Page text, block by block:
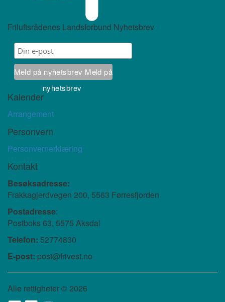
Friluftsrådenes Landsforbund Nyhetsbrev
Meld på nyhetsbrev Meld på
nyhetsbrev
Kalender
Arrangement
Personvern
Personvernerklæring
Kontakt
Besøksadresse:
Frakkagjerdvegen 200, 5563 Førresfjorden
Postadresse:
Postboks 63, 5575 Aksdal
Telefon: 52774830
E-post: post@frivest.no
Alle rettigheter ©2026